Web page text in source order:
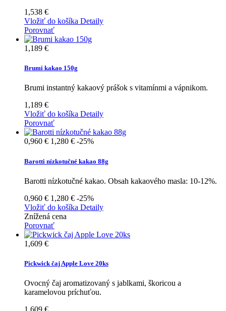
1,538 €
Vložiť do košíka Detaily
Porovnať
1,189 €
Brumi kakao 150g
Brumi instantný kakaový prášok s vitamínmi a vápnikom.
1,189 €
Vložiť do košíka Detaily
Porovnať
0,960 € 1,280 € -25%
Barotti nízkotučné kakao 88g
Barotti nízkotučné kakao. Obsah kakaového masla: 10-12%.
0,960 € 1,280 € -25%
Vložiť do košíka Detaily
Znížená cena
Porovnať
1,609 €
Pickwick čaj Apple Love 20ks
Ovocný čaj aromatizovaný s jablkami, škoricou a
karamelovou príchuťou.